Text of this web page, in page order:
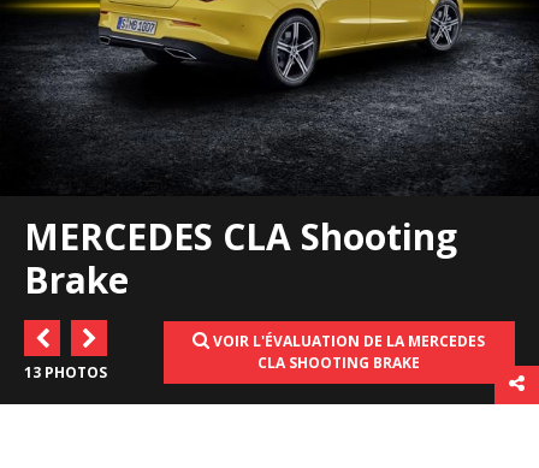
MERCEDES CLA Shooting
Brake
13 PHOTOS
VOIR L'ÉVALUATION DE LA MERCEDES
CLA SHOOTING BRAKE